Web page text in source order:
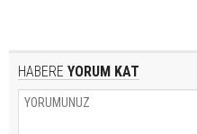
HABERE YORUM KAT